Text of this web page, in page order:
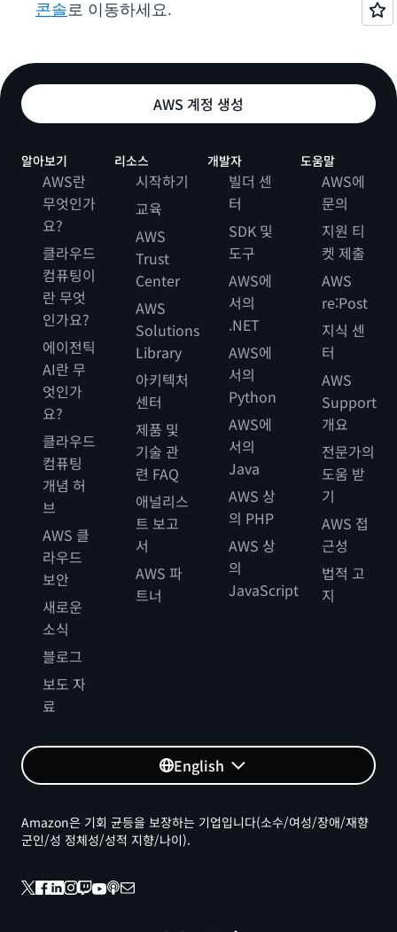
콘솔로 이동하세요.
AWS 계정 생성
알아보기
AWS란
무엇인가
요?
클라우드
컴퓨팅이
란 무엇
인가요?
에이전틱
AI란 무
엇인가
요?
클라우드
컴퓨팅
개념 허
브
AWS 클
라우드
보안
새로운
소식
블로그
보도 자
료
리소스
시작하기
교육
AWS
Trust
Center
AWS
Solutions
Library
아키텍처
센터
제품 및
기술 관
련 FAQ
애널리스
트 보고
서
AWS 파
트너
개발자
빌더 센
터
SDK 및
도구
AWS에
서의
.NET
AWS에
서의
Python
AWS에
서의
Java
AWS 상
의 PHP
AWS 상
의
JavaScript
도움말
AWS에
문의
지원 티
켓 제출
AWS
re:Post
지식 센
터
AWS
Support
개요
전문가의
도움 받
기
AWS 접
근성
법적 고
지
English
Amazon은 기회 균등을 보장하는 기업입니다(소수/여성/장애/재향
군인/성 정체성/성적 지향/나이).